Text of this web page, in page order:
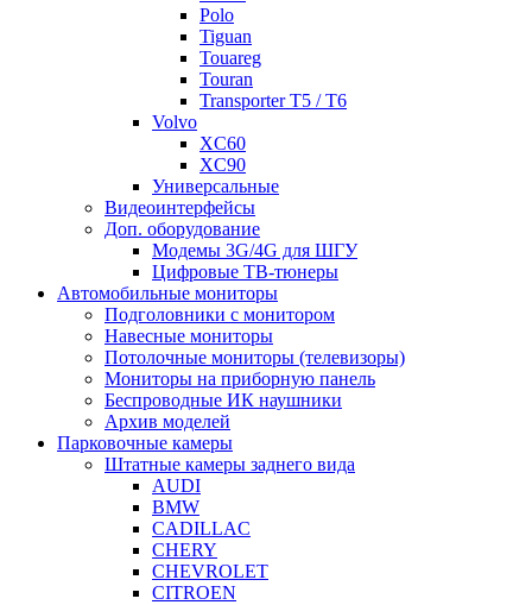
Polo
Tiguan
Touareg
Touran
Transporter T5 / T6
Volvo
XC60
XC90
Универсальные
Видеоинтерфейсы
Доп. оборудование
Модемы 3G/4G для ШГУ
Цифровые ТВ-тюнеры
Автомобильные мониторы
Подголовники с монитором
Навесные мониторы
Потолочные мониторы (телевизоры)
Мониторы на приборную панель
Беспроводные ИК наушники
Архив моделей
Парковочные камеры
Штатные камеры заднего вида
AUDI
BMW
CADILLAC
CHERY
CHEVROLET
CITROEN